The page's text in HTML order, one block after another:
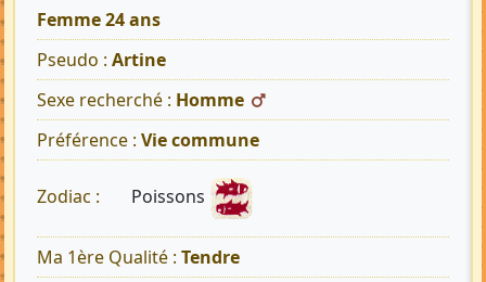
Femme 24 ans
Pseudo : Artine
Sexe recherché : Homme
Préférence : Vie commune
Zodiac : Poissons
Ma 1ère Qualité : Tendre